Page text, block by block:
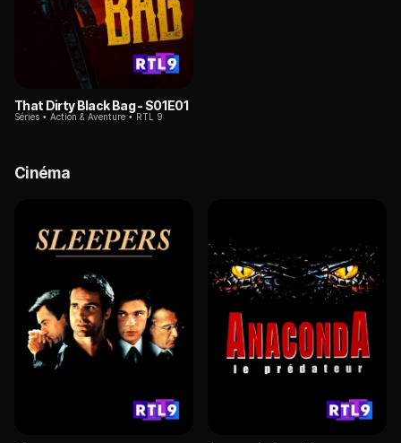
That Dirty Black Bag- S01E01
Séries Action & Aventure RTL 9
Cinéma